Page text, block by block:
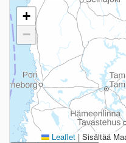
+
−
Leaflet | Sisältää